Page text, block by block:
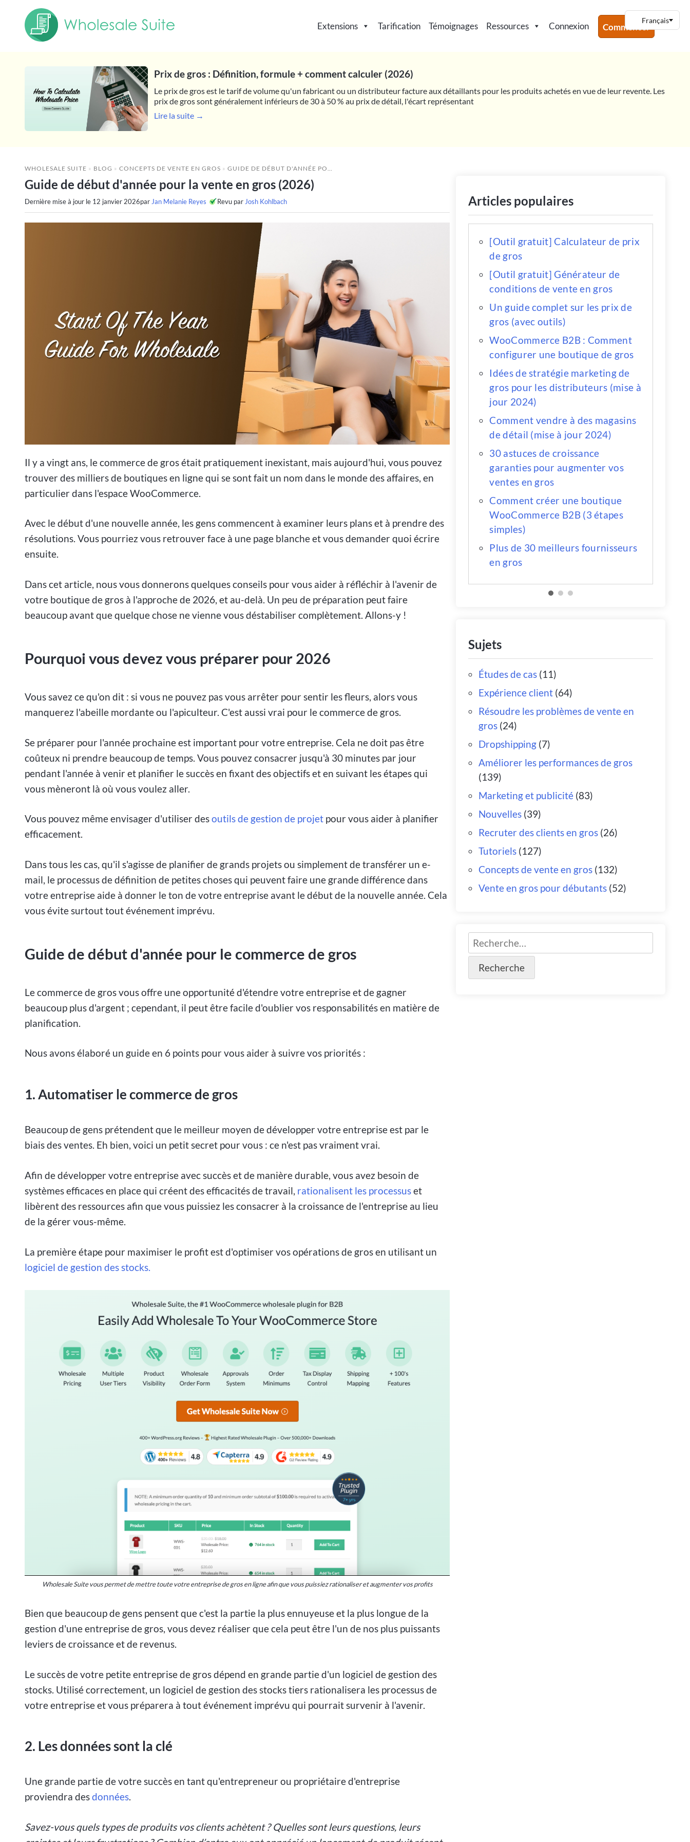
Extensions Tarification Témoignages Ressources Connexion Commencer
Prix de gros : Définition, formule + comment calculer (2026)
Le prix de gros est le tarif de volume qu'un fabricant ou un distributeur facture aux détaillants pour les produits achetés en vue de leur revente. Les
prix de gros sont généralement inférieurs de 30 à 50 % au prix de détail, l'écart représentant
Lire la suite →
WHOLESALE SUITE » BLOG » CONCEPTS DE VENTE EN GROS » GUIDE DE DÉBUT D'ANNÉE POUR LA VENTE EN GROS (2026)
Guide de début d'année pour la vente en gros (2026)
Dernière mise à jour le 12 janvier 2026par Jan Melanie Reyes Revu par Josh Kohlbach
Il y a vingt ans, le commerce de gros était pratiquement inexistant, mais aujourd'hui, vous pouvez
trouver des milliers de boutiques en ligne qui se sont fait un nom dans le monde des affaires, en
particulier dans l'espace WooCommerce.
Avec le début d'une nouvelle année, les gens commencent à examiner leurs plans et à prendre des
résolutions. Vous pourriez vous retrouver face à une page blanche et vous demander quoi écrire
ensuite.
Dans cet article, nous vous donnerons quelques conseils pour vous aider à réfléchir à l'avenir de
votre boutique de gros à l'approche de 2026, et au-delà. Un peu de préparation peut faire
beaucoup avant que quelque chose ne vienne vous déstabiliser complètement. Allons-y !
Pourquoi vous devez vous préparer pour 2026
Vous savez ce qu'on dit : si vous ne pouvez pas vous arrêter pour sentir les fleurs, alors vous
manquerez l'abeille mordante ou l'apiculteur. C'est aussi vrai pour le commerce de gros.
Se préparer pour l'année prochaine est important pour votre entreprise. Cela ne doit pas être
coûteux ni prendre beaucoup de temps. Vous pouvez consacrer jusqu'à 30 minutes par jour
pendant l'année à venir et planifier le succès en fixant des objectifs et en suivant les étapes qui
vous mèneront là où vous voulez aller.
Vous pouvez même envisager d'utiliser desoutils de gestion de projet pour vous aider à planifier
efficacement.
Dans tous les cas, qu'il s'agisse de planifier de grands projets ou simplement de transférer un e-
mail, le processus de définition de petites choses qui peuvent faire une grande différence dans
votre entreprise aide à donner le ton de votre entreprise avant le début de la nouvelle année. Cela
vous évite surtout tout événement imprévu.
Guide de début d'année pour le commerce de gros
Le commerce de gros vous offre une opportunité d'étendre votre entreprise et de gagner
beaucoup plus d'argent ; cependant, il peut être facile d'oublier vos responsabilités en matière de
planification.
Nous avons élaboré un guide en 6 points pour vous aider à suivre vos priorités :
1. Automatiser le commerce de gros
Beaucoup de gens prétendent que le meilleur moyen de développer votre entreprise est par le
biais des ventes. Eh bien, voici un petit secret pour vous : ce n'est pas vraiment vrai.
Afin de développer votre entreprise avec succès et de manière durable, vous avez besoin de
systèmes efficaces en place qui créent des efficacités de travail, rationalisent les processuset
libèrent des ressources afin que vous puissiez les consacrer à la croissance de l'entreprise au lieu
de la gérer vous-même.
La première étape pour maximiser le profit est d'optimiser vos opérations de gros en utilisant un
logiciel de gestion des stocks.
Wholesale Suite vous permet de mettre toute votre entreprise de gros en ligne afin que vous puissiez rationaliser et augmenter vos profits
Bien que beaucoup de gens pensent que c'est la partie la plus ennuyeuse et la plus longue de la
gestion d'une entreprise de gros, vous devez réaliser que cela peut être l'un de nos plus puissants
leviers de croissance et de revenus.
Le succès de votre petite entreprise de gros dépend en grande partie d'un logiciel de gestion des
stocks. Utilisé correctement, un logiciel de gestion des stocks tiers rationalisera les processus de
votre entreprise et vous préparera à tout événement imprévu qui pourrait survenir à l'avenir.
2. Les données sont la clé
Une grande partie de votre succès en tant qu'entrepreneur ou propriétaire d'entreprise
proviendra desdonnées.
Savez-vous quels types de produits vos clients achètent ? Quelles sont leurs questions, leurs
Articles populaires
[Outil gratuit] Calculateur de prix
de gros
[Outil gratuit] Générateur de
conditions de vente en gros
Un guide complet sur les prix de
gros (avec outils)
WooCommerce B2B : Comment
configurer une boutique de gros
Idées de stratégie marketing de
gros pour les distributeurs (mise à
jour 2024)
Comment vendre à des magasins
de détail (mise à jour 2024)
30 astuces de croissance
garanties pour augmenter vos
ventes en gros
Comment créer une boutique
WooCommerce B2B (3 étapes
simples)
Plus de 30 meilleurs fournisseurs
en gros
Sujets
Études de cas (11)
Expérience client (64)
Résoudre les problèmes de vente en
gros (24)
Dropshipping (7)
Améliorer les performances de gros
(139)
Marketing et publicité (83)
Nouvelles (39)
Recruter des clients en gros (26)
Tutoriels (127)
Concepts de vente en gros (132)
Vente en gros pour débutants (52)